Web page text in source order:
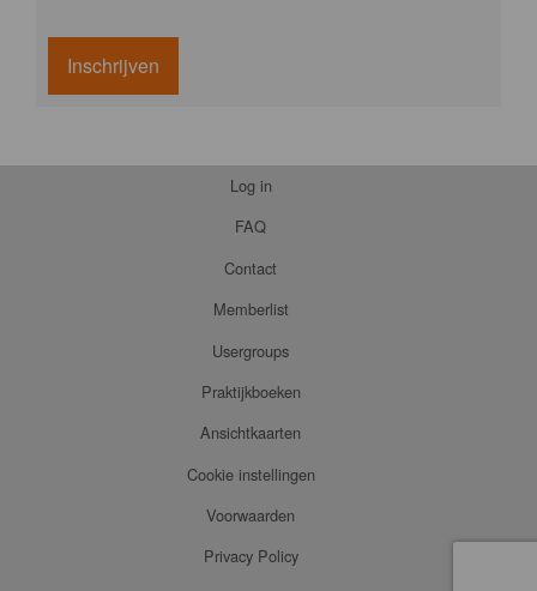
Inschrijven
Log in
FAQ
Contact
Memberlist
Usergroups
Praktijkboeken
Ansichtkaarten
Cookie instellingen
Voorwaarden
Privacy Policy